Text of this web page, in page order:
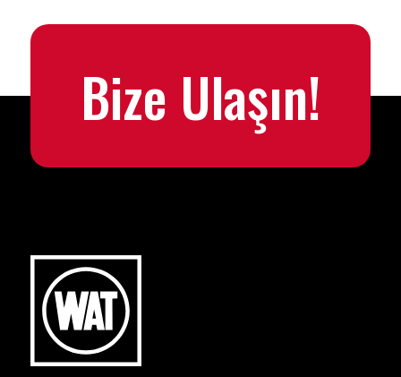
Bize Ulaşın!